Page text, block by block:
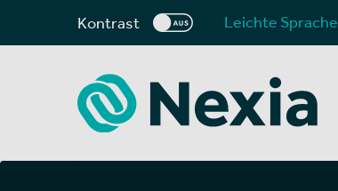
Kontrast Leichte Sprache